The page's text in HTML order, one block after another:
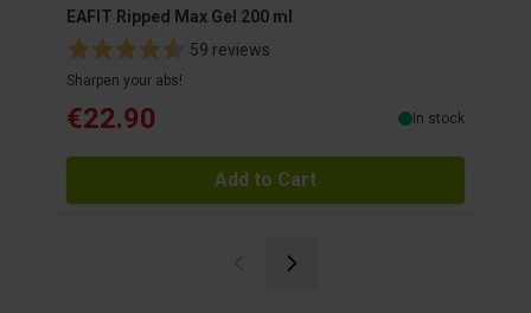
EAFIT Ripped Max Gel 200 ml
59 reviews
Sharpen your abs!
€22.90 In stock
Add to Cart